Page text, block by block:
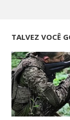
TALVEZ VOCÊ